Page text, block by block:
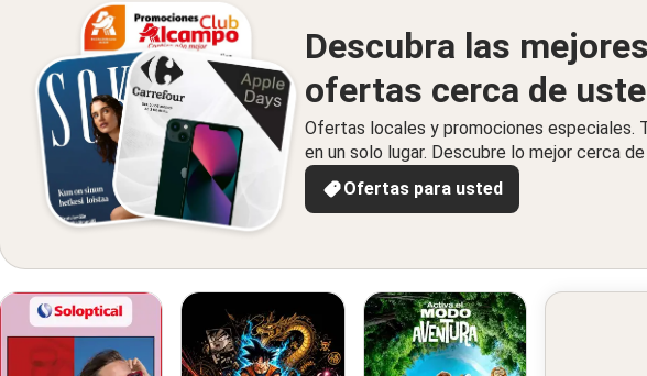
Descubra las mejores
ofertas cerca de
Ofertas locales y promociones especiales.
en un solo lugar. Descubre lo mejor cerca
Ofertas para usted